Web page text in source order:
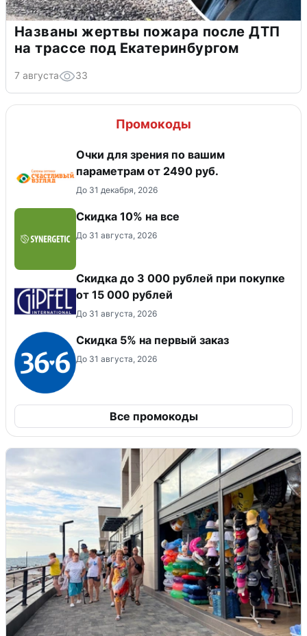
Названы жертвы пожара после ДТП
на трассе под Екатеринбургом
7 августа 33
Промокоды
Очки для зрения по вашим
параметрам от 2490 руб.
До 31 декабря, 2026
Скидка 10% на все
До 31 августа, 2026
Скидка до 3 000 рублей при покупке
от 15 000 рублей
До 31 августа, 2026
Скидка 5% на первый заказ
До 31 августа, 2026
Все промокоды